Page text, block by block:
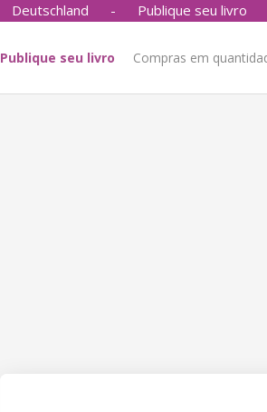
Deutschland - Publique seu livro
Publique seu livro Compras em